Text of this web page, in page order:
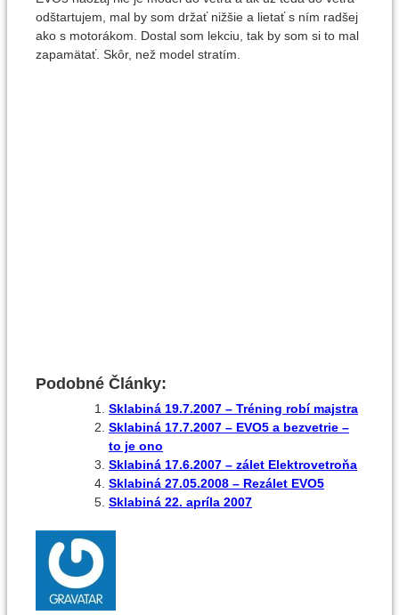
odštartujem, mal by som držať nižšie a lietať s ním radšej
ako s motorákom. Dostal som lekciu, tak by som si to mal
zapamätať. Skôr, než model stratím.
Podobné Články:
Sklabiná 19.7.2007 – Tréning robí majstra
Sklabiná 17.7.2007 – EVO5 a bezvetrie –
to je ono
Sklabiná 17.6.2007 – zálet Elektrovetroňa
Sklabiná 27.05.2008 – Rezálet EVO5
Sklabiná 22. apríla 2007